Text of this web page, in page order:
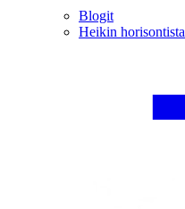
Blogit
Heikin horisontista